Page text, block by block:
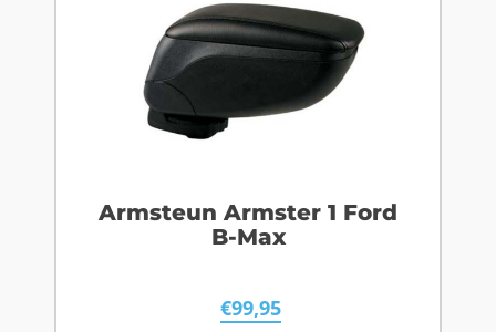
Armsteun Armster 1 Ford
B-Max
€99,95